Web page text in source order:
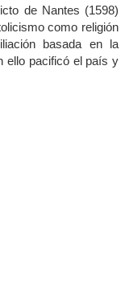
de Nantes (1598)
como religión
basada en la
ello pacificó el país y